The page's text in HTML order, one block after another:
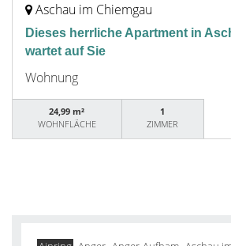
Aschau im Chiemgau
Dieses herrliche Apartment in
wartet auf Sie
Wohnung
24,99 m²
WOHNFLÄCHE
1
ZIMMER